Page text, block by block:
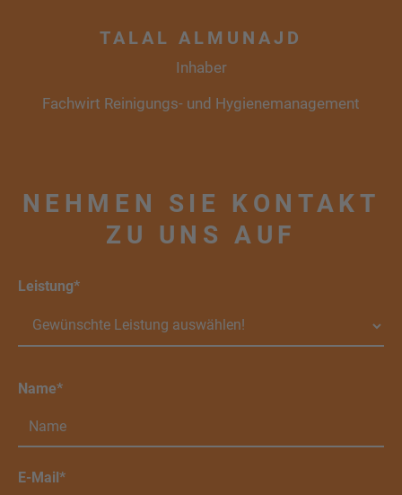
TALAL ALMUNAJD
Inhaber
Fachwirt Reinigungs- und Hygienemanagement
NEHMEN SIE KONTAKT
ZU UNS AUF
Leistung*
Name*
E-Mail*